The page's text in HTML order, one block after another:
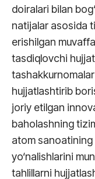
doiralari bilan
natijalar asosida
erishilgan
tasdiqlovchi
hujjatlashtirib
joriy etilgan
baholashning
atom sanoatining
yo‘nalishlarini
tahlillarni